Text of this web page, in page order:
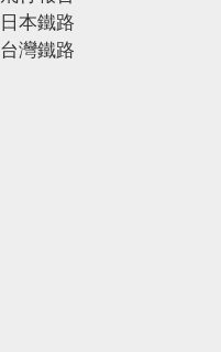
日本鐵路
台灣鐵路